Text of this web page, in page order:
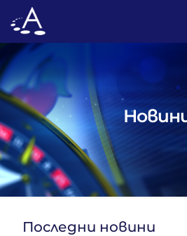
Последни новини